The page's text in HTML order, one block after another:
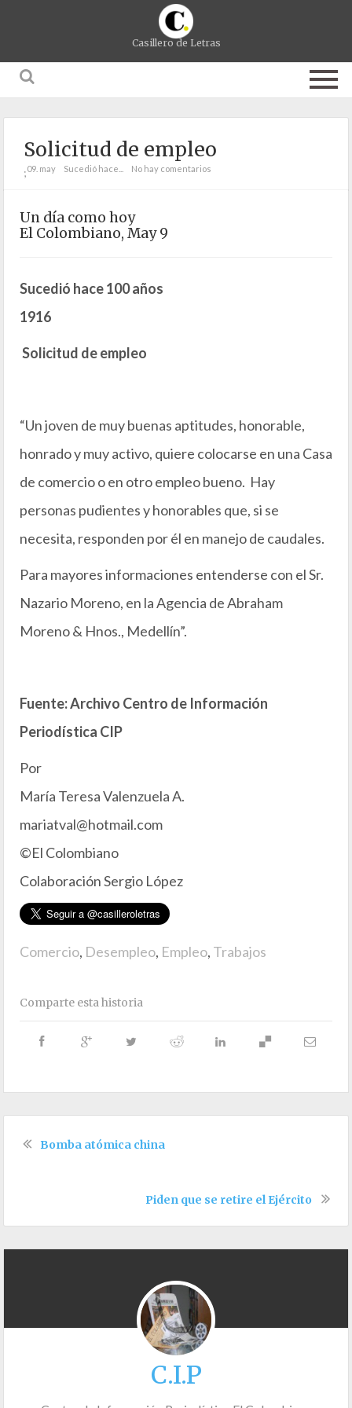
Casillero de Letras
Solicitud de empleo
;09. may Sucedió hace... No hay comentarios
Un día como hoy
El Colombiano, May 9
Sucedió hace 100 años
1916
Solicitud de empleo
“Un joven de muy buenas aptitudes, honorable,
honrado y muy activo, quiere colocarse en una Casa
de comercio o en otro empleo bueno. Hay
personas pudientes y honorables que, si se
necesita, responden por él en manejo de caudales.
Para mayores informaciones entenderse con el Sr.
Nazario Moreno, en la Agencia de Abraham
Moreno & Hnos., Medellín”.
Fuente: Archivo Centro de Información
Periodística CIP
Por
María Teresa Valenzuela A.
mariatval@hotmail.com
©El Colombiano
Colaboración Sergio López
Comercio, Desempleo, Empleo, Trabajos
Comparte esta historia
Bomba atómica china
Piden que se retire el Ejército
C.I.P